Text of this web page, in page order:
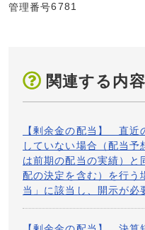
② 決算短信や四半期決
い場合及び未定とし
前事業年度の配当実
の開示は、「決算短
定の記載を行うこと
（利益剰余金又は資
場合、又は配当回数
いてその旨を併せて
て、決算短信等の開
当に係る額が、直近
示していない場合及
開示様式例は以下からダウ
（開示様式例）剰余金
お知らせ
※英文開示様式例は以下か
https://www.jpx.co.jp/
ex.html
管理番号6781
関連する内容
【剰余金の配当】 直近
していない場合（配当
は前期の配当の実績）と
配の決定を含む）を行う
当」に該当し、開示が必